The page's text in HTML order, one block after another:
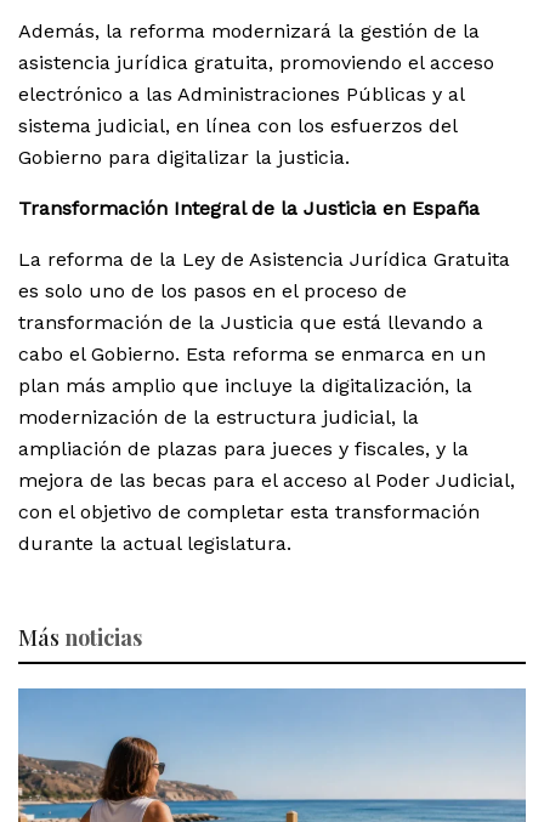
Además, la reforma modernizará la gestión de la
asistencia jurídica gratuita, promoviendo el acceso
electrónico a las Administraciones Públicas y al
sistema judicial, en línea con los esfuerzos del
Gobierno para digitalizar la justicia.
Transformación Integral de la Justicia en España
La reforma de la Ley de Asistencia Jurídica Gratuita
es solo uno de los pasos en el proceso de
transformación de la Justicia que está llevando a
cabo el Gobierno. Esta reforma se enmarca en un
plan más amplio que incluye la digitalización, la
modernización de la estructura judicial, la
ampliación de plazas para jueces y fiscales, y la
mejora de las becas para el acceso al Poder Judicial,
con el objetivo de completar esta transformación
durante la actual legislatura.
Más noticias